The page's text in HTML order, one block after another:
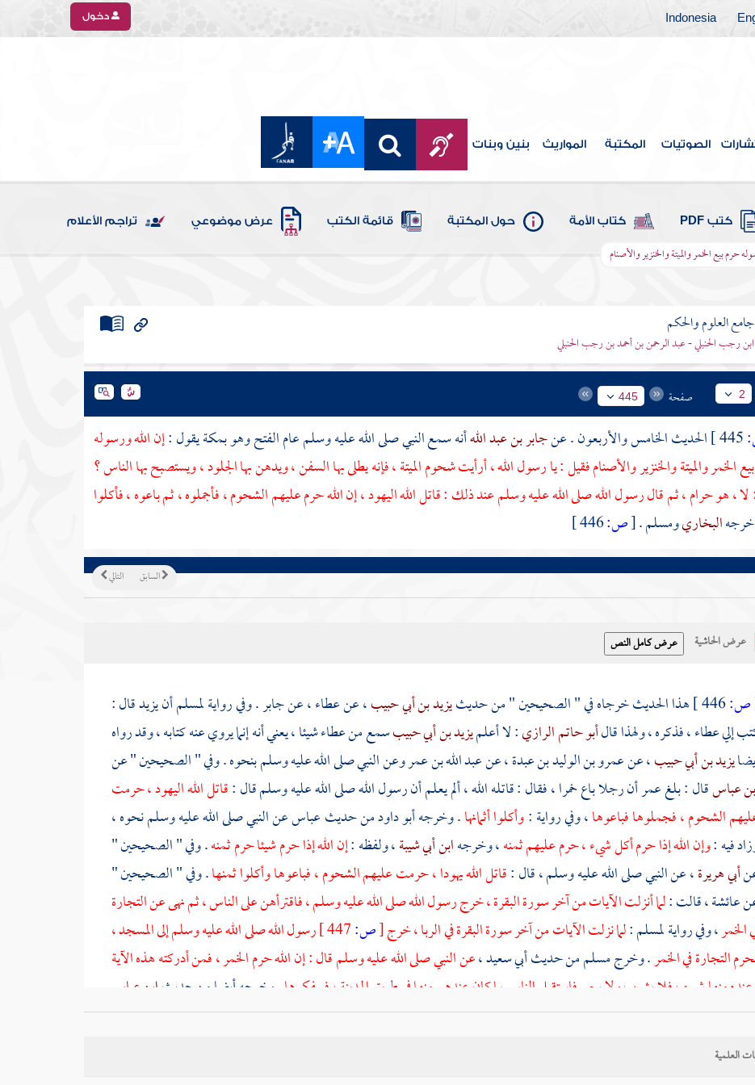
Indonesia دخول
الصوتيات المكتبة المواريث بنين وبنات
كتب PDF كتاب الأمة حول المكتبة قائمة الكتب عرض موضوعي تراجم الأعلام
حرم بيع الخمر والميتة والخنزير والأصنام
جامع العلوم والحكم
ابن رجب الحنبلي - عبد الرحمن بن أحمد بن رجب الحنبلي
2 صفحة 445
الحديث الخامس والأربعون . عنجابر بن عبد اللهأنه سمع النبي صلى الله عليه وسلم عام الفتح وهوبمكةيقول :إن الله ورسوله
الخمر والميتة والخنزير والأصنام فقيل : يا رسول الله ، أرأيت شحوم الميتة ، فإنه يطلى بها السفن ، ويدهن بها الجلود ، ويستصبح بها الناس ؟
، هو حرام ، ثم قال رسول الله صلى الله عليه وسلم عند ذلك : قاتل اللهاليهود، إن الله حرم عليهم الشحوم ، فأجملوه ، ثم باعوه ، فأكلوا
خرجهالبخاريومسلم.
[ص:
التالي السابق
عرض الحاشية
ص:446 ] هذا الحديث خرجاه في " الصحيحين " من حديثيزيد بن أبي حبيب، عنعطاء، عنجابر. وفي روايةلمسلمأنيزيدقال :
إليعطاء، فذكره ، ولهذا قالأبو حاتم الرازي: لا أعلميزيد بن أبي حبيبسمع منعطاءشيئا ، يعني أنه إنما يروي عنه كتابه ، وقد رواه
يزيد بن أبي حبيب، عنعمرو بن الوليد بن عبدة، عنعبد الله بن عمروعن النبي صلى الله عليه وسلم بنحوه . وفي " الصحيحين " عن
عباسقال : بلغعمرأن رجلا باع خمرا ، فقال : قاتله الله ، ألم يعلم أن رسول الله صلى الله عليه وسلم قال :قاتل اللهاليهود، حرمت
الشحوم ، فجملوها فباعوها، وفي رواية :وأكلوا أثمانها. وخرجهأبو داودمن حديثعباسعن النبي صلى الله عليه وسلم نحوه ،
فيه :وإن الله إذا حرم أكل شيء ، حرم عليهم ثمنه، وخرجهابن أبي شيبة، ولفظه :إن الله إذا حرم شيئا حرم ثمنه. وفي " الصحيحين "
أبي هريرة، عن النبي صلى الله عليه وسلم ، قال :قاتل الله يهودا ، حرمت عليهم الشحوم ، فباعوها وأكلوا ثمنها. وفي " الصحيحين "
عائشة، قالت :لما أنزلت الآيات من آخر سورة البقرة ، خرج رسول الله صلى الله عليه وسلم ، فاقترأهن على الناس ، ثم نهى عن التجارة
الخمر، وفي روايةلمسلم:لما نزلت الآيات من آخر سورة البقرة في الربا ، خرج[ص:
رسول الله صلى الله عليه وسلم إلى المسجد ،
التجارة في الخمر. وخرجمسلممن حديثأبي سعيد،عن النبي صلى الله عليه وسلم قال : إن الله حرم الخمر ، فمن أدركته هذه الآية
منها شيء ، فلا يشرب ولا يبع . فاستقبل الناس بما كان عندهم منها في طريق المدينة، فسفكوها . وخرجه أيضا من حديثابن عباس
رجلا أهدى لرسول الله صلى الله عليه وسلم راوية خمر ، فقال له رسول الله صلى الله عليه وسلم : هل علمت أن الله قد حرمها ؟ قال : لا
، قال : فسار إنسانا ، فقال له رسول الله صلى الله عليه وسلم : بم ساررته ؟ قال : أمرته ببيعها ، قال : إن الذي حرم شربها حرم بيعها ، قال :
العلمية